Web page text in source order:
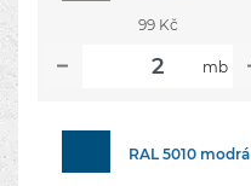
99 Kč
mb
RAL 5010 modrá